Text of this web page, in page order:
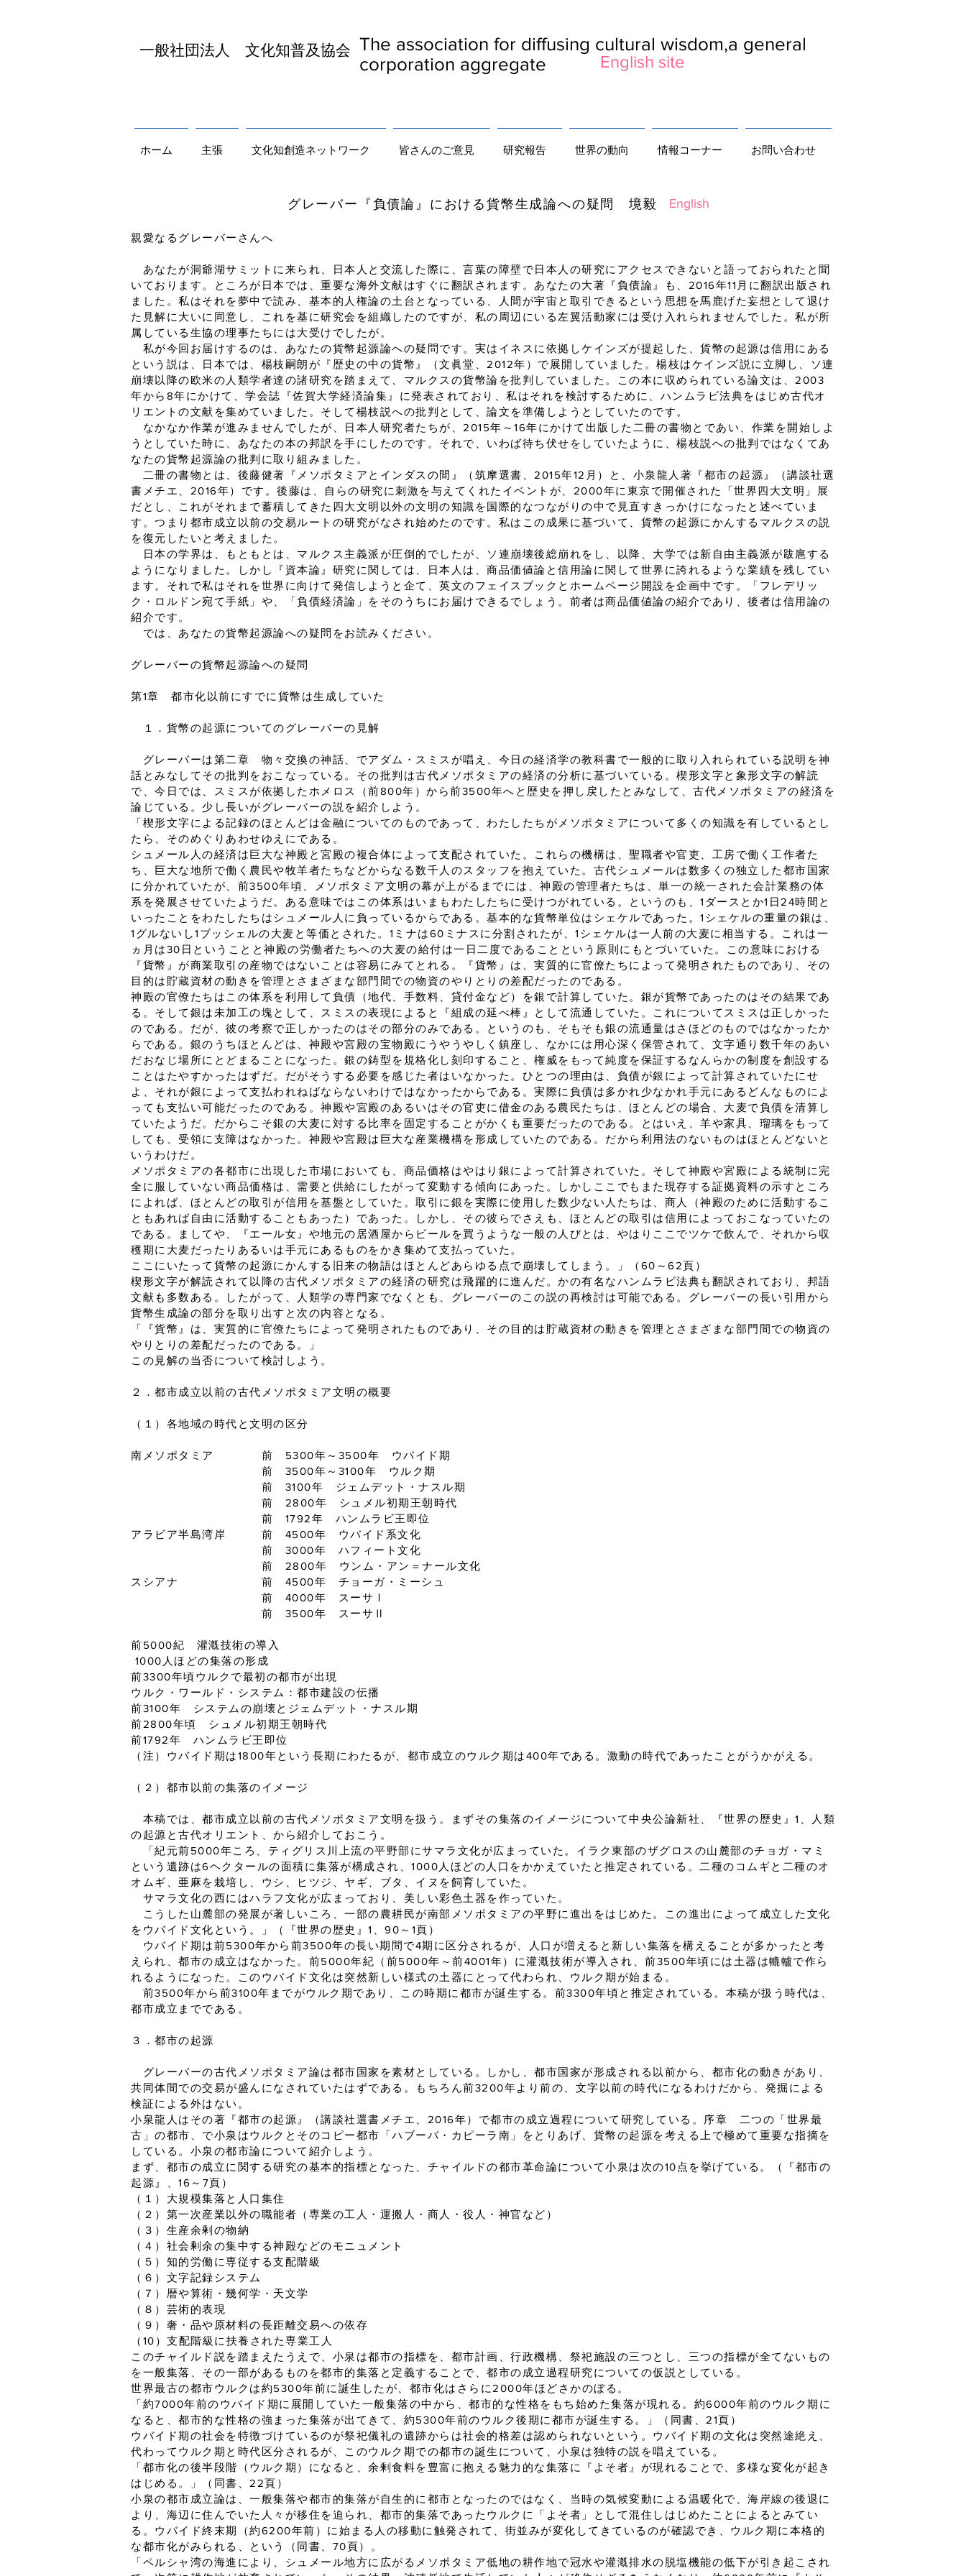
​一般社団法人 文化知普及協会 The association for diffusing cultural wisdom,a general
corporation aggregate
English site
ホーム 主張 文化知創造ネットワーク 皆さんのご意見 研究報告 世界の動向 情報コーナー お問い合わせ
グレーバー『負債論』における貨幣生成論への疑問 境毅
親愛なるグレーバーさんへ
あなたが洞爺湖サミットに来られ、日本人と交流した際に、言葉の障壁で日本人の研究にアクセスできないと語っておられたと聞
いております。ところが日本では、重要な海外文献はすぐに翻訳されます。あなたの大著『負債論』も、2016年11月に翻訳出版され
ました。私はそれを夢中で読み、基本的人権論の土台となっている、人間が宇宙と取引できるという思想を馬鹿げた妄想として退け
た見解に大いに同意し、これを基に研究会を組織したのですが、私の周辺にいる左翼活動家には受け入れられませんでした。私が所
属している生協の理事たちには大受けでしたが。
私が今回お届けするのは、あなたの貨幣起源論への疑問です。実はイネスに依拠しケインズが提起した、貨幣の起源は信用にある
という説は、日本では、楊枝嗣朗が『歴史の中の貨幣』（文眞堂、2012年）で展開していました。楊枝はケインズ説に立脚し、ソ連
崩壊以降の欧米の人類学者達の諸研究を踏まえて、マルクスの貨幣論を批判していました。この本に収められている論文は、2003
年から8年にかけて、学会誌『佐賀大学経済論集』に発表されており、私はそれを検討するために、ハンムラビ法典をはじめ古代オ
リエントの文献を集めていました。そして楊枝説への批判として、論文を準備しようとしていたのです。
なかなか作業が進みませんでしたが、日本人研究者たちが、2015年～16年にかけて出版した二冊の書物とであい、作業を開始しよ
うとしていた時に、あなたの本の邦訳を手にしたのです。それで、いわば待ち伏せをしていたように、楊枝説への批判ではなくてあ
なたの貨幣起源論の批判に取り組みました。
二冊の書物とは、後藤健著『メソポタミアとインダスの間』（筑摩選書、2015年12月）と、小泉龍人著『都市の起源』（講談社選
書メチエ、2016年）です。後藤は、自らの研究に刺激を与えてくれたイベントが、2000年に東京で開催された「世界四大文明」展
だとし、これがそれまで蓄積してきた四大文明以外の文明の知識を国際的なつながりの中で見直すきっかけになったと述べていま
す。つまり都市成立以前の交易ルートの研究がなされ始めたのです。私はこの成果に基づいて、貨幣の起源にかんするマルクスの説
を復元したいと考えました。
日本の学界は、もともとは、マルクス主義派が圧倒的でしたが、ソ連崩壊後総崩れをし、以降、大学では新自由主義派が跋扈する
ようになりました。しかし『資本論』研究に関しては、日本人は、商品価値論と信用論に関して世界に誇れるような業績を残してい
ます。それで私はそれを世界に向けて発信しようと企て、英文のフェイスブックとホームページ開設を企画中です。「フレデリッ
ク・ロルドン宛て手紙」や、「負債経済論」をそのうちにお届けできるでしょう。前者は商品価値論の紹介であり、後者は信用論の
紹介です。
では、あなたの貨幣起源論への疑問をお読みください。
グレーバーの貨幣起源論への疑問
第1章 都市化以前にすでに貨幣は生成していた
１．貨幣の起源についてのグレーバーの見解
グレーバーは第二章 物々交換の神話、でアダム・スミスが唱え、今日の経済学の教科書で一般的に取り入れられている説明を神
話とみなしてその批判をおこなっている。その批判は古代メソポタミアの経済の分析に基づいている。楔形文字と象形文字の解読
で、今日では、スミスが依拠したホメロス（前800年）から前3500年へと歴史を押し戻したとみなして、古代メソポタミアの経済を
論じている。少し長いがグレーバーの説を紹介しよう。
「楔形文字による記録のほとんどは金融についてのものであって、わたしたちがメソポタミアについて多くの知識を有しているとし
たら、そのめぐりあわせゆえにである。
シュメール人の経済は巨大な神殿と宮殿の複合体によって支配されていた。これらの機構は、聖職者や官吏、工房で働く工作者た
ち、巨大な地所で働く農民や牧羊者たちなどからなる数千人のスタッフを抱えていた。古代シュメールは数多くの独立した都市国家
に分かれていたが、前3500年頃、メソポタミア文明の幕が上がるまでには、神殿の管理者たちは、単一の統一された会計業務の体
系を発展させていたようだ。ある意味ではこの体系はいまもわたしたちに受けつがれている。というのも、1ダースとか1日24時間と
いったことをわたしたちはシュメール人に負っているからである。基本的な貨幣単位はシェケルであった。1シェケルの重量の銀は、
1グルないし1ブッシェルの大麦と等価とされた。1ミナは60ミナスに分割されたが、1シェケルは一人前の大麦に相当する。これは一
ヵ月は30日ということと神殿の労働者たちへの大麦の給付は一日二度であることという原則にもとづいていた。この意味における
『貨幣』が商業取引の産物ではないことは容易にみてとれる。『貨幣』は、実質的に官僚たちによって発明されたものであり、その
目的は貯蔵資材の動きを管理とさまざまな部門間での物資のやりとりの差配だったのである。
神殿の官僚たちはこの体系を利用して負債（地代、手数料、貸付金など）を銀で計算していた。銀が貨幣であったのはその結果であ
る。そして銀は未加工の塊として、スミスの表現によると『組成の延べ棒』として流通していた。これについてスミスは正しかった
のである。だが、彼の考察で正しかったのはその部分のみである。というのも、そもそも銀の流通量はさほどのものではなかったか
らである。銀のうちほとんどは、神殿や宮殿の宝物殿にうやうやしく鎮座し、なかには用心深く保管されて、文字通り数千年のあい
だおなじ場所にとどまることになった。銀の鋳型を規格化し刻印すること、権威をもって純度を保証するなんらかの制度を創設する
ことはたやすかったはずだ。だがそうする必要を感じた者はいなかった。ひとつの理由は、負債が銀によって計算されていたにせ
よ、それが銀によって支払われねばならないわけではなかったからである。実際に負債は多かれ少なかれ手元にあるどんなものによ
っても支払い可能だったのである。神殿や宮殿のあるいはその官吏に借金のある農民たちは、ほとんどの場合、大麦で負債を清算し
ていたようだ。だからこそ銀の大麦に対する比率を固定することがかくも重要だったのである。とはいえ、羊や家具、瑠璃をもって
しても、受領に支障はなかった。神殿や宮殿は巨大な産業機構を形成していたのである。だから利用法のないものはほとんどないと
いうわけだ。
メソポタミアの各都市に出現した市場においても、商品価格はやはり銀によって計算されていた。そして神殿や宮殿による統制に完
全に服していない商品価格は、需要と供給にしたがって変動する傾向にあった。しかしここでもまた現存する証拠資料の示すところ
によれば、ほとんどの取引が信用を基盤としていた。取引に銀を実際に使用した数少ない人たちは、商人（神殿のために活動するこ
ともあれば自由に活動することもあった）であった。しかし、その彼らでさえも、ほとんどの取引は信用によっておこなっていたの
である。ましてや、『エール女』や地元の居酒屋からビールを買うような一般の人びとは、やはりここでツケで飲んで、それから収
穫期に大麦だったりあるいは手元にあるものをかき集めて支払っていた。
ここにいたって貨幣の起源にかんする旧来の物語はほとんどあらゆる点で崩壊してしまう。」（60～62頁）
楔形文字が解読されて以降の古代メソポタミアの経済の研究は飛躍的に進んだ。かの有名なハンムラビ法典も翻訳されており、邦語
文献も多数ある。したがって、人類学の専門家でなくとも、グレーバーのこの説の再検討は可能である。グレーバーの長い引用から
貨幣生成論の部分を取り出すと次の内容となる。
「『貨幣』は、実質的に官僚たちによって発明されたものであり、その目的は貯蔵資材の動きを管理とさまざまな部門間での物資の
やりとりの差配だったのである。」
この見解の当否について検討しよう。
２．都市成立以前の古代メソポタミア文明の概要
（１）各地域の時代と文明の区分
南メソポタミア 前 5300年～3500年 ウバイド期
前 3500年～3100年 ウルク期
前 3100年 ジェムデット・ナスル期
前 2800年 シュメル初期王朝時代
前 1792年 ハンムラビ王即位
アラビア半島湾岸 前 4500年 ウバイド系文化
前 3000年 ハフィート文化
前 2800年 ウンム・アン＝ナール文化
スシアナ 前 4500年 チョーガ・ミーシュ
前 4000年 スーサⅠ
前 3500年 スーサⅡ
前5000紀 灌漑技術の導入
1000人ほどの集落の形成
前3300年頃ウルクで最初の都市が出現
ウルク・ワールド・システム：都市建設の伝播
前3100年 システムの崩壊とジェムデット・ナスル期
前2800年頃 シュメル初期王朝時代
前1792年 ハンムラビ王即位
（注）ウバイド期は1800年という長期にわたるが、都市成立のウルク期は400年である。激動の時代であったことがうかがえる。
（２）都市以前の集落のイメージ
本稿では、都市成立以前の古代メソポタミア文明を扱う。まずその集落のイメージについて中央公論新社、『世界の歴史』1、人類
の起源と古代オリエント、から紹介しておこう。
「紀元前5000年ころ、ティグリス川上流の平野部にサマラ文化が広まっていた。イラク東部のザグロスの山麓部のチョガ・マミ
という遺跡は6ヘクタールの面積に集落が構成され、1000人ほどの人口をかかえていたと推定されている。二種のコムギと二種のオ
オムギ、亜麻を栽培し、ウシ、ヒツジ、ヤギ、ブタ、イヌを飼育していた。
サマラ文化の西にはハラフ文化が広まっており、美しい彩色土器を作っていた。
こうした山麓部の発展が著しいころ、一部の農耕民が南部メソポタミアの平野に進出をはじめた。この進出によって成立した文化
をウバイド文化という。」（『世界の歴史』1、90～1頁）
ウバイド期は前5300年から前3500年の長い期間で4期に区分されるが、人口が増えると新しい集落を構えることが多かったと考
えられ、都市の成立はなかった。前5000年紀（前5000年～前4001年）に灌漑技術が導入され、前3500年頃には土器は轆轤で作ら
れるようになった。このウバイド文化は突然新しい様式の土器にとって代わられ、ウルク期が始まる。
前3500年から前3100年までがウルク期であり、この時期に都市が誕生する。前3300年頃と推定されている。本稿が扱う時代は、
都市成立までである。
３．都市の起源
グレーバーの古代メソポタミア論は都市国家を素材としている。しかし、都市国家が形成される以前から、都市化の動きがあり、
共同体間での交易が盛んになされていたはずである。もちろん前3200年より前の、文字以前の時代になるわけだから、発掘による
検証による外はない。
小泉龍人はその著『都市の起源』（講談社選書メチエ、2016年）で都市の成立過程について研究している。序章 二つの「世界最
古」の都市、で小泉はウルクとそのコピー都市「ハブーバ・カピーラ南」をとりあげ、貨幣の起源を考える上で極めて重要な指摘を
している。小泉の都市論について紹介しよう。
まず、都市の成立に関する研究の基本的指標となった、チャイルドの都市革命論について小泉は次の10点を挙げている。（『都市の
起源』、16～7頁）
（１）大規模集落と人口集住
（２）第一次産業以外の職能者（専業の工人・運搬人・商人・役人・神官など）
（３）生産余剰の物納
（４）社会剰余の集中する神殿などのモニュメント
（５）知的労働に専従する支配階級
（６）文字記録システム
（７）暦や算術・幾何学・天文学
（８）芸術的表現
（９）奢・品や原材料の長距離交易への依存
（10）支配階級に扶養された専業工人
このチャイルド説を踏まえたうえで、小泉は都市の指標を、都市計画、行政機構、祭祀施設の三つとし、三つの指標が全てないもの
を一般集落、その一部があるものを都市的集落と定義することで、都市の成立過程研究についての仮説としている。
世界最古の都市ウルクは約5300年前に誕生したが、都市化はさらに2000年ほどさかのぼる。
「約7000年前のウバイド期に展開していた一般集落の中から、都市的な性格をもち始めた集落が現れる。約6000年前のウルク期に
なると、都市的な性格の強まった集落が出てきて、約5300年前のウルク後期に都市が誕生する。」（同書、21頁）
ウバイド期の社会を特徴づけているのが祭祀儀礼の遺跡からは社会的格差は認められないという。ウバイド期の文化は突然途絶え、
代わってウルク期と時代区分されるが、このウルク期での都市の誕生について、小泉は独特の説を唱えている。
「都市化の後半段階（ウルク期）になると、余剰食料を豊富に抱える魅力的な集落に『よそ者』が現れることで、多様な変化が起き
はじめる。」（同書、22頁）
小泉の都市成立論は、一般集落や都市的集落が自生的に都市となったのではなく、当時の気候変動による温暖化で、海岸線の後退に
より、海辺に住んでいた人々が移住を迫られ、都市的集落であったウルクに「よそ者」として混住しはじめたことによるとみてい
る。ウバイド終末期（約6200年前）に始まる人の移動に触発されて、街並みが変化してきているのが確認でき、ウルク期に本格的
な都市化がみられる、という（同書、70頁）。
「ペルシャ湾の海進により、シュメール地方に広がるメソポタミア低地の耕作地で冠水や灌漑排水の脱塩機能の低下が引き起こされ
English